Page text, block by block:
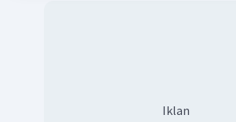
Iklan